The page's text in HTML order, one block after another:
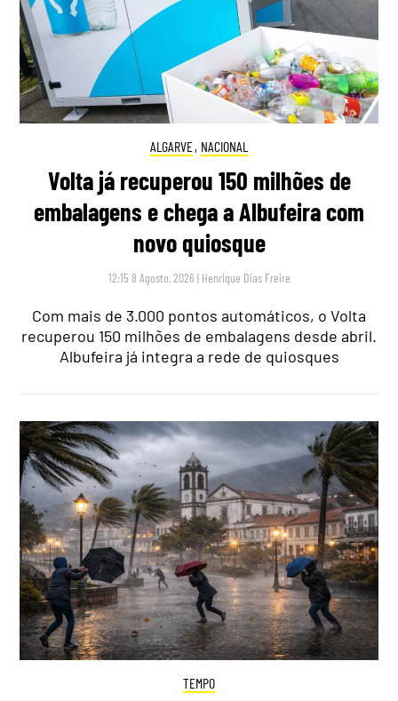
ALGARVE, NACIONAL
Volta já recuperou 150 milhões de
embalagens e chega a Albufeira com
novo quiosque
12:15 8 Agosto, 2026 | Henrique Dias Freire
Com mais de 3.000 pontos automáticos, o Volta
recuperou 150 milhões de embalagens desde abril.
Albufeira já integra a rede de quiosques
TEMPO